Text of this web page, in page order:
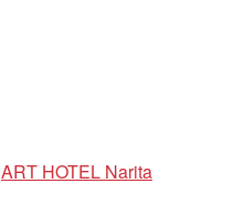
ART HOTEL Narita